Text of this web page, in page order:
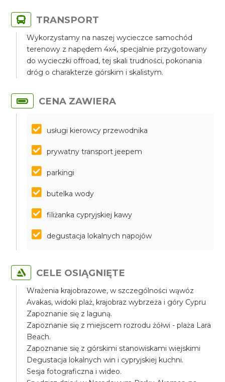
TRANSPORT
Wykorzystamy na naszej wycieczce samochód
terenowy z napędem 4x4, specjalnie przygotowany
do wycieczki offroad, tej skali trudności, pokonania
dróg o charakterze górskim i skalistym.
CENA ZAWIERA
usługi kierowcy przewodnika
prywatny transport jeepem
parkingi
butelka wody
filiżanka cypryjskiej kawy
degustacja lokalnych napojów
CELE OSIĄGNIĘTE
Wrażenia krajobrazowe, w szczególności wąwóz
Avakas, widoki plaż, krajobraz wybrzeża i góry Cypru
Zapoznanie się z laguną.
Zapoznanie się z miejscem rozrodu żółwi - plaża Lara
Beach.
Zapoznanie się z górskimi stanowiskami wiejskimi
Degustacja lokalnych win i cypryjskiej kuchni.
Sesja fotograficzna i wideo.